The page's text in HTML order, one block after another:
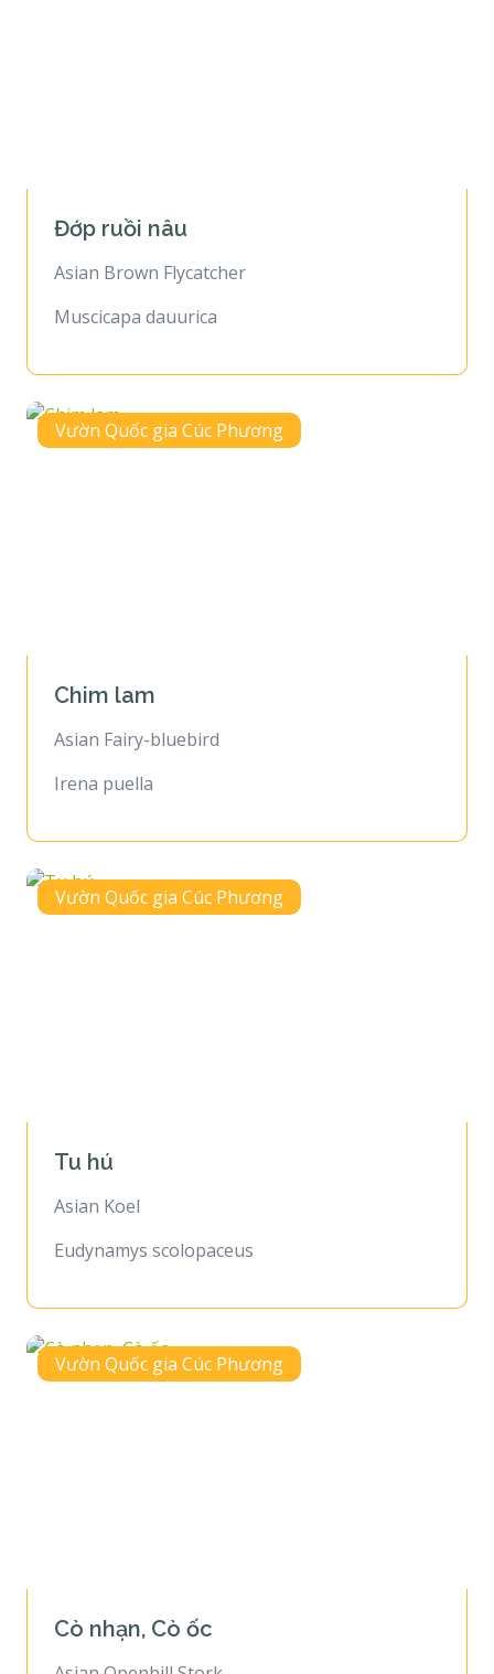
Đớp ruồi nâu
Asian Brown Flycatcher
Muscicapa dauurica
Vườn Quốc gia Cúc Phương
Chim lam
Asian Fairy-bluebird
Irena puella
Vườn Quốc gia Cúc Phương
Tu hú
Asian Koel
Eudynamys scolopaceus
Vườn Quốc gia Cúc Phương
Cò nhạn, Cò ốc